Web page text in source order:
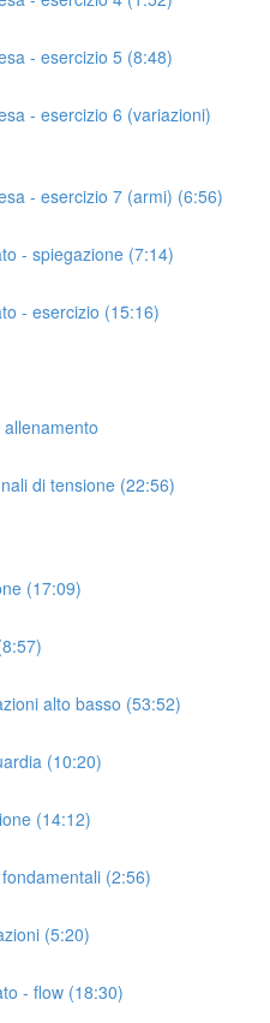
- esercizio 5 (8:48)
- esercizio 6 (variazioni)
- esercizio 7 (armi) (6:56)
- spiegazione (7:14)
- esercizio (15:16)
di tensione (22:56)
(17:09)
alto basso (53:52)
(10:20)
(14:12)
(2:56)
(5:20)
- flow (18:30)